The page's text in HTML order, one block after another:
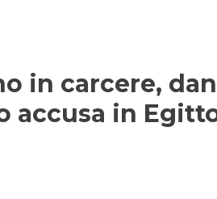
in carcere,
accusa in